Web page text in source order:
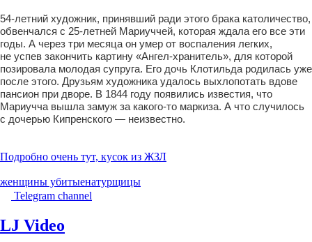
54-летний художник, принявший ради этого брака католичество,
обвенчался с 25-летней Мариуччей, которая ждала его все эти
годы. А через три месяца он умер от воспаления легких,
не успев закончить картину «Ангел-хранитель», для которой
позировала молодая супруга. Его дочь Клотильда родилась уже
после этого. Друзьям художника удалось выхлопотать вдове
пансион при дворе. В 1844 году появились известия, что
Мариучча вышла замуж за какого-то маркиза. А что случилось
с дочерью Кипренского — неизвестно.
Подробно очень тут, кусок из ЖЗЛ
женщины убитыенатурщицы
Telegram channel
LJ Video